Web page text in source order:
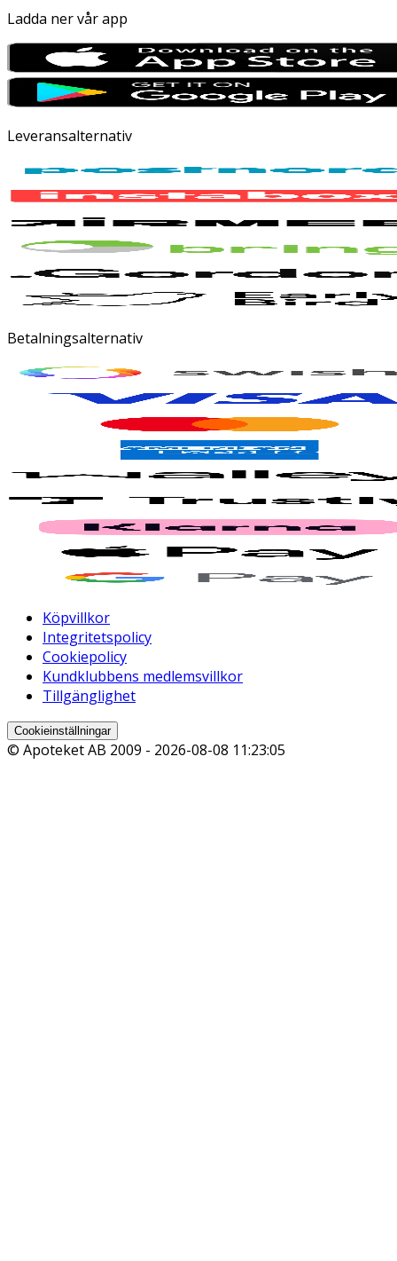
Ladda ner vår app
Leveransalternativ
Betalningsalternativ
Köpvillkor
Integritetspolicy
Cookiepolicy
Kundklubbens medlemsvillkor
Tillgänglighet
Cookieinställningar
© Apoteket AB 2009 - 2026-08-08 11:23:05